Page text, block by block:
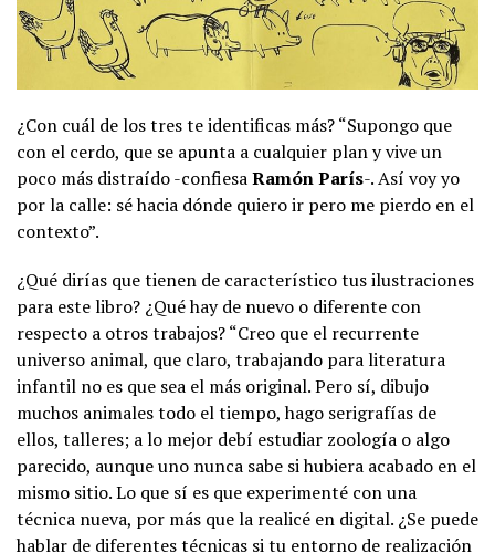
¿Con cuál de los tres te identificas más? “Supongo que
con el cerdo, que se apunta a cualquier plan y vive un
poco más distraído -confiesaRamón París-. Así voy yo
por la calle: sé hacia dónde quiero ir pero me pierdo en el
contexto”.
¿Qué dirías que tienen de característico tus ilustraciones
para este libro? ¿Qué hay de nuevo o diferente con
respecto a otros trabajos? “Creo que el recurrente
universo animal, que claro, trabajando para literatura
infantil no es que sea el más original. Pero sí, dibujo
muchos animales todo el tiempo, hago serigrafías de
ellos, talleres; a lo mejor debí estudiar zoología o algo
parecido, aunque uno nunca sabe si hubiera acabado en el
mismo sitio. Lo que sí es que experimenté con una
técnica nueva, por más que la realicé en digital. ¿Se puede
hablar de diferentes técnicas si tu entorno de realización